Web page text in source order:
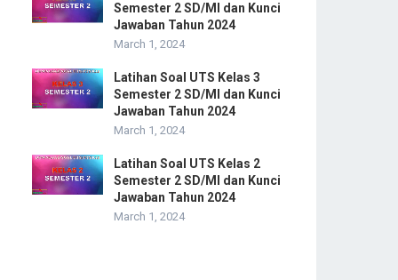
Semester 2 SD/MI dan Kunci
Jawaban Tahun 2024
March 1, 2024
Latihan Soal UTS Kelas 3
Semester 2 SD/MI dan Kunci
Jawaban Tahun 2024
March 1, 2024
Latihan Soal UTS Kelas 2
Semester 2 SD/MI dan Kunci
Jawaban Tahun 2024
March 1, 2024